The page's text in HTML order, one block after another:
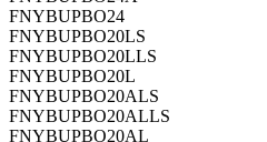
FNYBUPBO24
FNYBUPBO20LS
FNYBUPBO20LLS
FNYBUPBO20L
FNYBUPBO20ALS
FNYBUPBO20ALLS
FNYBUPBO20AL